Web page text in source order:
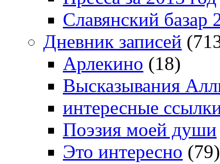
Славянский базар
Дневник записей
Арлекино (18)
Высказывания
интересные
Поэзия моей души
Это интересно (79)